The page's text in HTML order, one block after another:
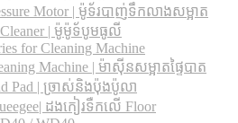
Motor | ម៉ូទ័របាញ់ទឹកលាងសម្អាត
Cleaner | ម៉ូម៉ូទ័បូមធូលី
for Cleaning Machine
Machine | ម៉ាស៊ីនសម្អាតផ្ទៃបាត
Pad | ច្រាស់និងប៉ុងប៉ូលា
ដងកៀរទឺកលើ Floor